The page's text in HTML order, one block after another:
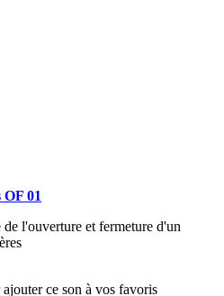
01
l'ouverture et fermeture d'un